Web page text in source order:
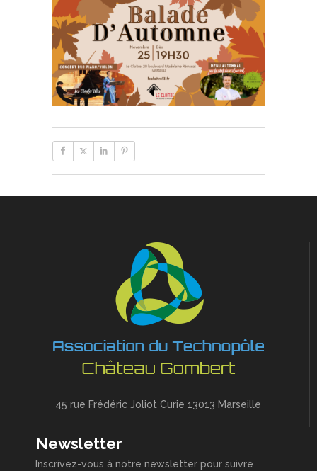
45 rue Frédéric Joliot Curie 13013 Marseille
Newsletter
Inscrivez-vous à notre newsletter pour suivre